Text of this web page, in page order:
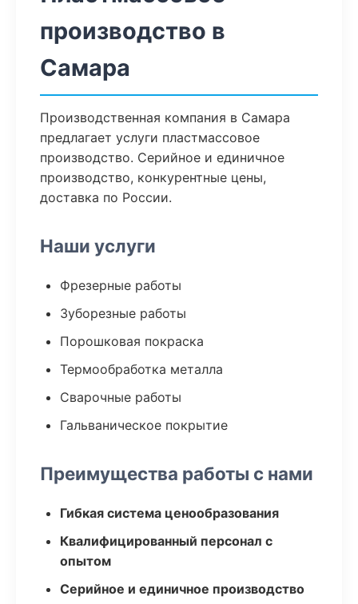
производство в
Самара
Производственная компания в Самара
предлагает услуги пластмассовое
производство. Серийное и единичное
производство, конкурентные цены,
доставка по России.
Наши услуги
Фрезерные работы
Зуборезные работы
Порошковая покраска
Термообработка металла
Сварочные работы
Гальваническое покрытие
Преимущества работы с нами
Гибкая система ценообразования
Квалифицированный персонал с
опытом
Серийное и единичное производство